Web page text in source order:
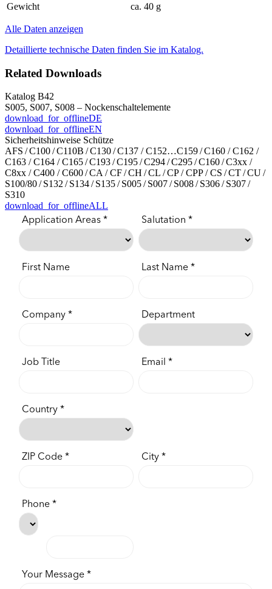
Gewicht
ca. 40 g
Alle Daten anzeigen
Detaillierte technische Daten finden Sie im Katalog.
Related Downloads
Katalog B42
S005, S007, S008 – Nockenschaltelemente
download_for_offlineDE
download_for_offlineEN
Sicherheitshinweise Schütze
AFS / C100 / C110B / C130 / C137 / C152…C159 / C160 / C162 /
C163 / C164 / C165 / C193 / C195 / C294 / C295 / C160 / C3xx /
C8xx / C400 / C600 / CA / CF / CH / CL / CP / CPP / CS / CT / CU /
S100/80 / S132 / S134 / S135 / S005 / S007 / S008 / S306 / S307 /
S310
download_for_offlineALL